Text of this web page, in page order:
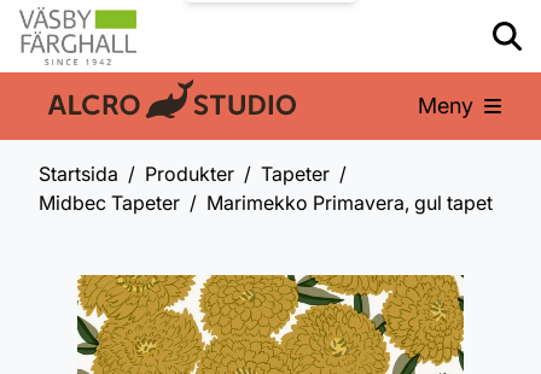
En del av: Meny
Startsida Produkter
Tapeter
Midbec Tapeter
Marimekko Primavera, gul tapet